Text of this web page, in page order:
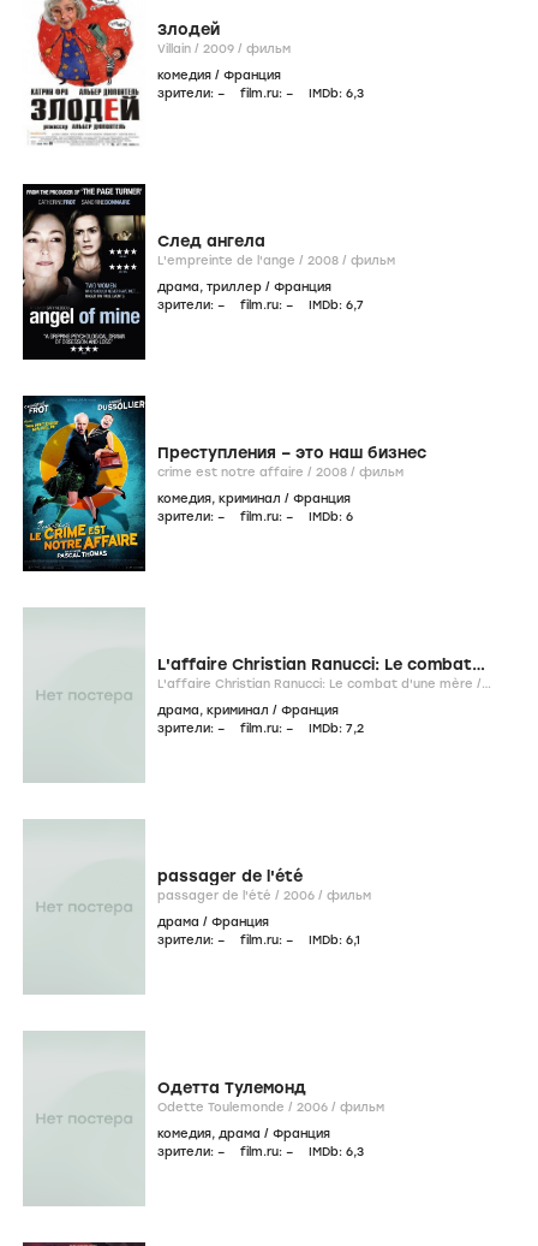
Злодей
Villain / 2009 / фильм
комедия / Франция
зрители: – film.ru: – IMDb: 6,3
След ангела
L'empreinte de l'ange / 2008 / фильм
драма, триллер / Франция
зрители: – film.ru: – IMDb: 6,7
Преступления – это наш бизнес
crime est notre affaire / 2008 / фильм
комедия, криминал / Франция
зрители: – film.ru: – IMDb: 6
L'affaire Christian Ranucci: Le combat
d'une mère
L'affaire Christian Ranucci: Le combat d'une mère /
драма, криминал / Франция
зрители: – film.ru: – IMDb: 7,2
passager de l'été
passager de l'été / 2006 / фильм
драма / Франция
зрители: – film.ru: – IMDb: 6,1
Одетта Тулемонд
Odette Toulemonde / 2006 / фильм
комедия, драма / Франция
зрители: – film.ru: – IMDb: 6,3